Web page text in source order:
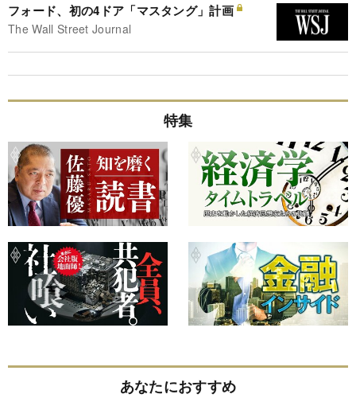
フォード、初の4ドア「マスタング」計画
The Wall Street Journal
特集
あなたにおすすめ